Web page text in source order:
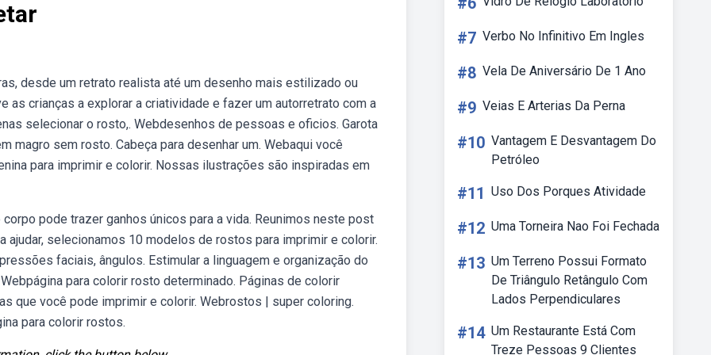
desde um retrato realista até um desenho mais estilizado ou
as crianças a explorar a criatividade e fazer um autorretrato com a
selecionar o rosto,. Webdesenhos de pessoas e oficios. Garota
magro sem rosto. Cabeça para desenhar um. Webaqui você
para imprimir e colorir. Nossas ilustrações são inspiradas em
pode trazer ganhos únicos para a vida. Reunimos neste post
selecionamos 10 modelos de rostos para imprimir e colorir.
faciais, ângulos. Estimular a linguagem e organização do
para colorir rosto determinado. Páginas de colorir
que você pode imprimir e colorir. Webrostos | super coloring.
para colorir rostos.
#7 Verbo No Infinitivo Em Ingles
#8 Vela De Aniversário De 1 Ano
#9 Veias E Arterias Da Perna
#10 Vantagem E Desvantagem Do
Petróleo
#11 Uso Dos Porques Atividade
#12 Uma Torneira Nao Foi Fechada
#13 Um Terreno Possui Formato
De Triângulo Retângulo Com
Lados Perpendiculares
#14 Um Restaurante Está Com
Treze Pessoas 9 Clientes